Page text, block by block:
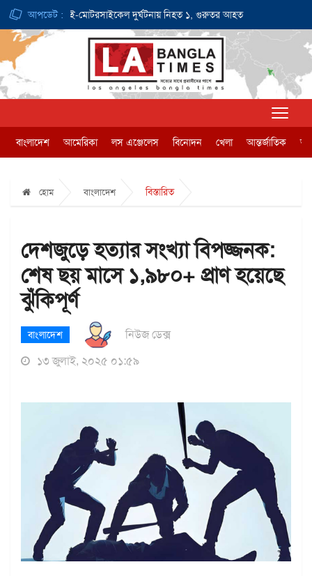
আপডেট :
ডলার ই-মোটরসাইকেল দুর্ঘটনায় নিহত ১, গুরুতর আহত ১
বাংলাদেশ আমেরিকা লস এঞ্জেলেস বিনোদন খেলা আন্তর্জাতিক
হোম বাংলাদেশ বিস্তারিত
দেশজুড়ে হত্যার সংখ্যা বিপজ্জনক:
শেষ ছয় মাসে ১,৯৮০+ প্রাণ হয়েছে
ঝুঁকিপূর্ণ
বাংলাদেশ
নিউজ ডেক্স
১৩ জুলাই, ২০২৫ ০১:৫৯